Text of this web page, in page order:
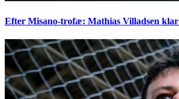
Efter Misano-trofæ: Mathias Villadsen